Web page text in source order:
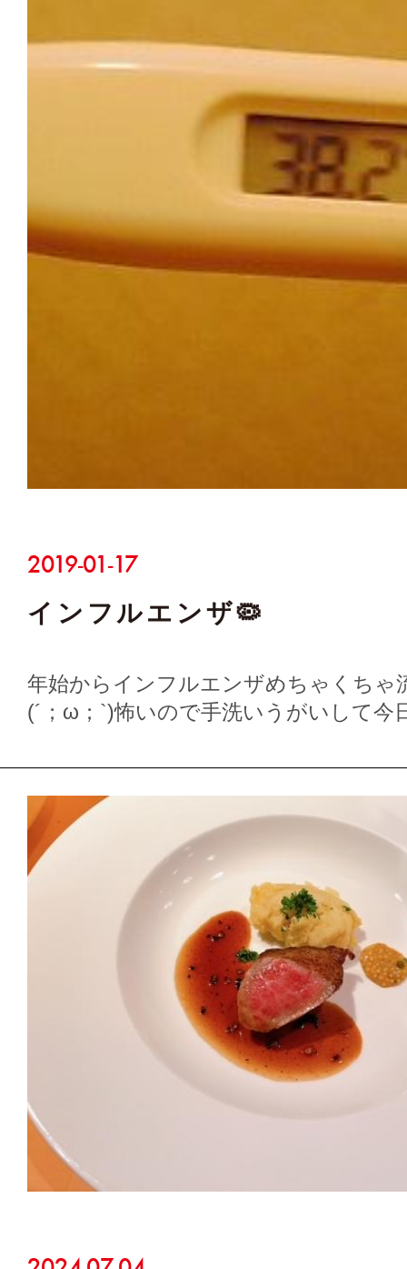
こんばんみーーー🌙*ﾟあっという間に
🔥9月だけどもまだ暑いですねー😮‍💨
2019-01-17
インフルエンザ🦠
年始からインフルエンザめちゃくちゃ
(´；ω；`)怖いので手洗いうがいして